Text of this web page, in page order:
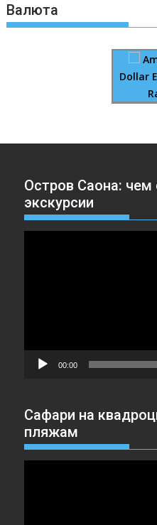
Валюта
Dollar
Остров Саона: чем
экскурсии
00:00
Сафари на
пляжам